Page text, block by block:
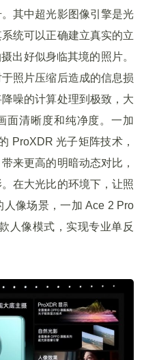
其中超光影图像引擎是光
统可以正确建立真实的立
出好似身临其境的照片。
照片压缩后造成的信息损
噪的计算处理到极致，大
面清晰度和纯净度。一加
ProXDR 光子矩阵技术，
来更高的明暗动态对比，
在大光比的环境下，让照
人像场景，一加 Ace 2 Pro
人像模式，实现专业单反